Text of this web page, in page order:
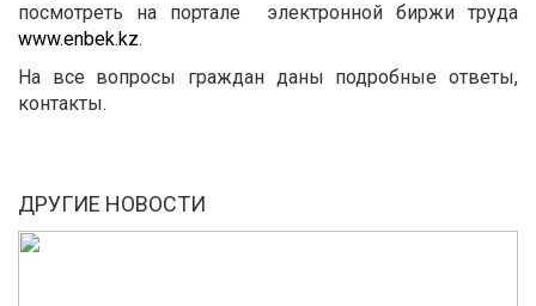
посмотреть на портале электронной биржи труда
www.enbek.kz.
На все вопросы граждан даны подробные ответы,
контакты.
ДРУГИЕ НОВОСТИ